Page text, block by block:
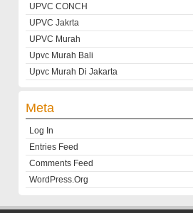
UPVC CONCH
UPVC Jakrta
UPVC Murah
Upvc Murah Bali
Upvc Murah Di Jakarta
Meta
Log In
Entries Feed
Comments Feed
WordPress.org